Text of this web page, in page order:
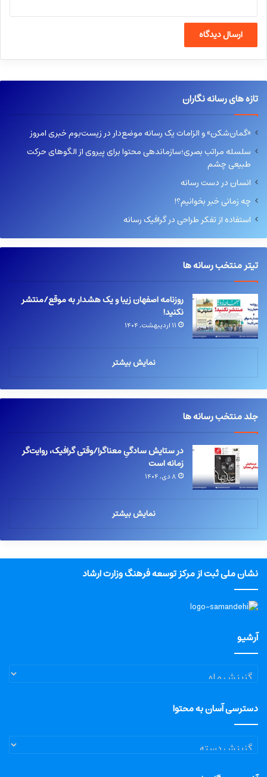
تازه های رسانه نگاران
«گمان‌شکن» و الزامات یک رسانه موضع‌دار در زیست‌بوم خبری امروز
سلسله مراتب بصری؛سازماندهی محتوا برای پیروی از الگوهای حرکت
طبیعی چشم
انسان در دست رسانه
چه زمانی خبر بخوانیم؟!
استفاده از تفکر طراحی در گرافیک رسانه
تیتر منتخب رسانه ها
روزنامه اصفهان زیبا و یک هشدار به موقع/منتشر
نکنید!
۱۱ اردیبهشت, ۱۴۰۴
نمایش بیشتر
جلد منتخب رسانه ها
در ستایش سادگیِ معناگرا/وقتی گرافیک، روایت‌گر
زمانه است
۸ دی, ۱۴۰۴
نمایش بیشتر
نشان ملی ثبت از مرکز توسعه فرهنگ وزارت ارشاد
آرشیو
آرشیو
دسترسی آسان به محتوا
دسترسی
آسان